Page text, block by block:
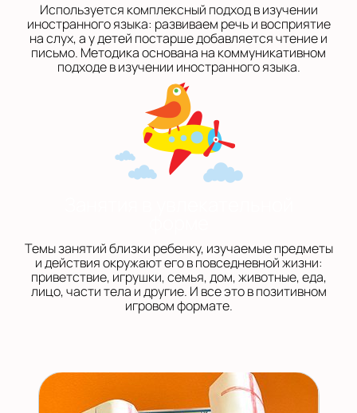
Используется комплексный подход в изучении
иностранного языка: развиваем речь и восприятие
на слух, а у детей постарше добавляется чтение и
письмо. Методика основана на коммуникативном
подходе в изучении иностранного языка.
Темы занятий близки ребенку, изучаемые предметы
и действия окружают его в повседневной жизни:
приветствие, игрушки, семья, дом, животные, еда,
лицо, части тела и другие. И все это в позитивном
игровом формате.